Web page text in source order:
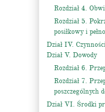
Rozdział 4.
Rozdział 5.
posiłkowy i
Dział IV.
Dział V. Dowody
Rozdział 6.
Rozdział 7.
poszczególnych
Dział VI. Środki